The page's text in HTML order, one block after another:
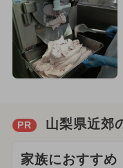
PR 山梨県近郊
家族におすす